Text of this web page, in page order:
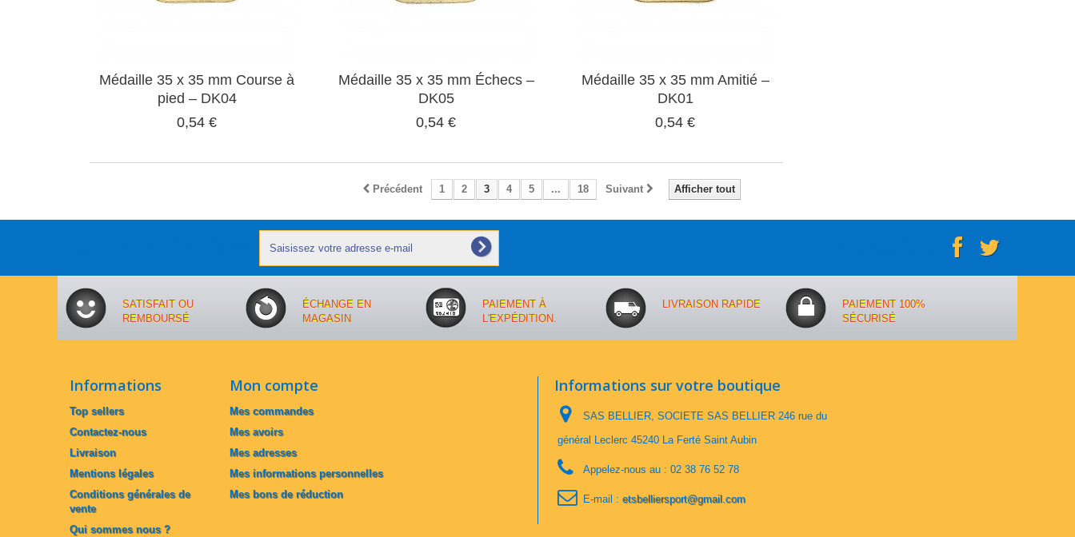
Médaille 35 x 35 mm Course à
pied – DK04
0,54 €
Médaille 35 x 35 mm Échecs –
DK05
0,54 €
Médaille 35 x 35 mm Amitié –
DK01
0,54 €
Afficher tout
Précédent 1 2 3 4 5 ... 18 Suivant
SATISFAIT OU
REMBOURSÉ
ÉCHANGE EN
MAGASIN
PAIEMENT À
L'EXPÉDITION.
LIVRAISON RAPIDE
PAIEMENT 100%
SÉCURISÉ
Informations
Top sellers
Contactez-nous
Livraison
Mentions légales
Conditions générales de
vente
Qui sommes nous ?
Mon compte
Mes commandes
Mes avoirs
Mes adresses
Mes informations personnelles
Mes bons de réduction
Informations sur votre boutique
SAS BELLIER, SOCIETE SAS BELLIER 246 rue du
général Leclerc 45240 La Ferté Saint Aubin
Appelez-nous au : 02 38 76 52 78
E-mail : etsbelliersport@gmail.com